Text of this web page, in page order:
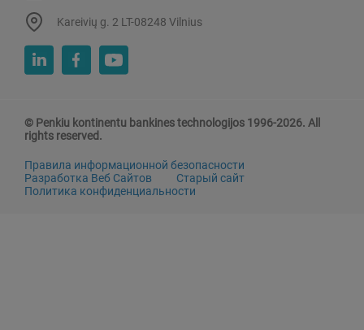
Kareivių g. 2 LT-08248 Vilnius
© Penkiu kontinentu bankines technologijos 1996-2026. All
rights reserved.
Правила информационной безопасности
Разработка Веб Сайтов
Старый сайт
Политика конфиденциальности